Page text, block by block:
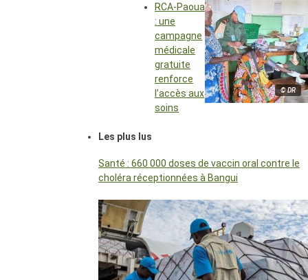
© DR
RCA-Paoua
: une
campagne
médicale
gratuite
renforce
l’accès aux
soins
Les plus lus
Santé : 660 000 doses de vaccin oral contre le
choléra réceptionnées à Bangui